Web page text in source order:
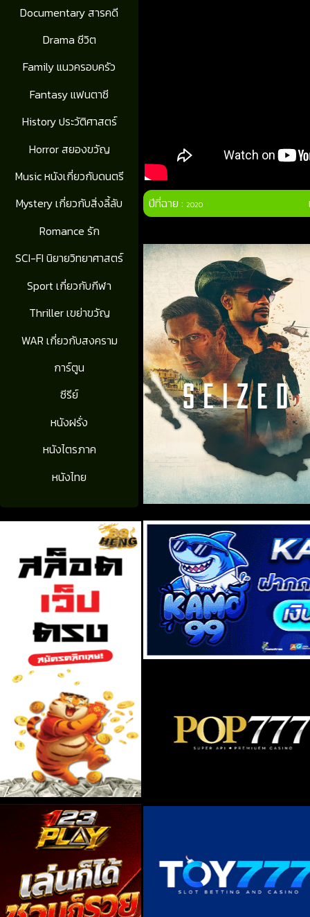
Documentary สารคดี
Drama ชีวิต
Family แนวครอบครัว
Fantasy แฟนตาซี
History ประวัติศาสตร์
Horror สยองขวัญ
Music หนังเกี่ยวกับดนตรี
Mystery เกี่ยวกับสิ่งลี้ลับ
Romance รัก
SCI-FI นิยายวิทยาศาสตร์
Sport เกี่ยวกับกีฬา
Thriller เขย่าขวัญ
WAR เกี่ยวกับสงคราม
การ์ตูน
ซีรีย์
หนังฝรั่ง
หนังไตรภาค
หนังไทย
ปีที่ฉาย :2020